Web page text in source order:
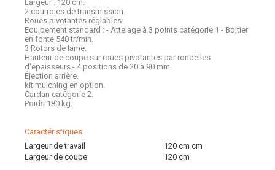
Caractéristiques
Largeur de travail
120 cm cm
Largeur de coupe
120 cm
Largeur : 120 cm.
2 courroies de transmission.
Roues pivotantes réglables.
Equipement standard : - Attelage à 3 points catégorie 1 - Boitier
en fonte 540 tr/min.
3 Rotors de lame.
Hauteur de coupe sur roues pivotantes par rondelles
d'épaisseurs - 4 positions de 20 à 90 mm.
Éjection arrière.
kit mulching en option.
Cardan catégorie 2.
Poids 180 kg.